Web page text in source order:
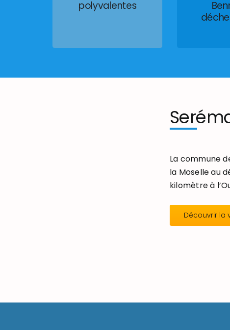
polyvalentes
La commune
la Moselle au
kilomètre à
Découvrir la